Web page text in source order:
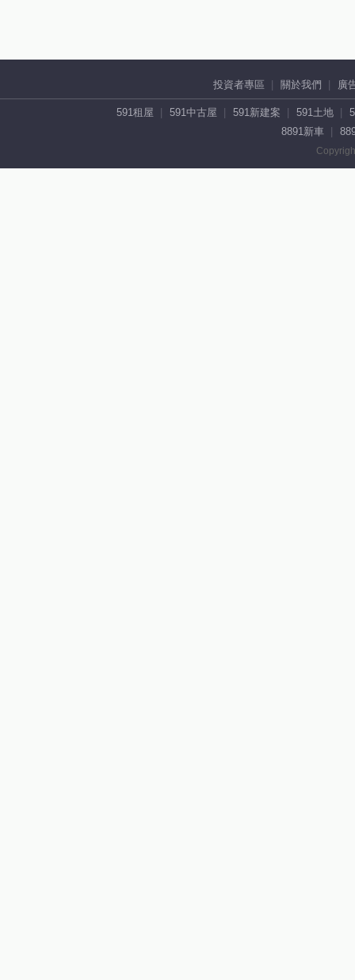
投資者專區 關於我們 廣
591租屋 591中古屋 591新建案 591土地
8891新車